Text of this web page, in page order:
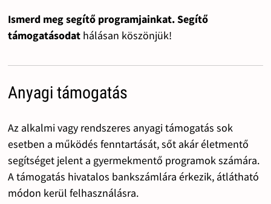
Ismerd meg segítő programjainkat. Segítő
támogatásodat hálásan köszönjük!
Anyagi támogatás
Az alkalmi vagy rendszeres anyagi támogatás sok
esetben a működés fenntartását, sőt akár életmentő
segítséget jelent a gyermekmentő programok számára.
A támogatás hivatalos bankszámlára érkezik, átlátható
módon kerül felhasználásra.